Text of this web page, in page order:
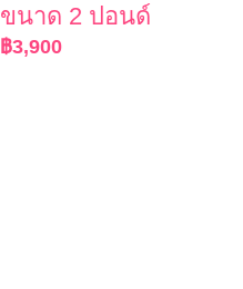
ขนาด 2 ปอนด์
฿3,900